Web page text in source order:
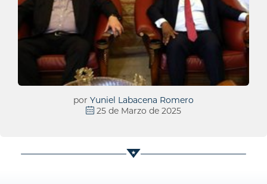
por Yuniel Labacena Romero
25 de Marzo de 2025